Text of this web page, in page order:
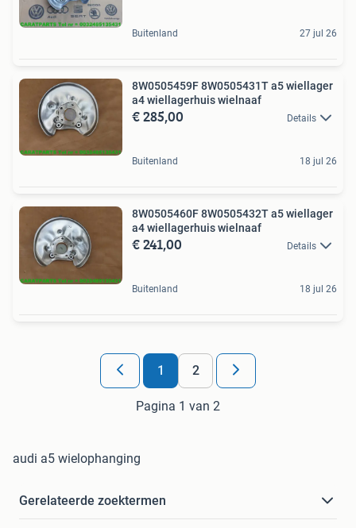
Buitenland 27 jul 26
8W0505459F 8W0505431T a5 wiellager
a4 wiellagerhuis wielnaaf
€ 285,00 Details
Buitenland 18 jul 26
8W0505460F 8W0505432T a5 wiellager
a4 wiellagerhuis wielnaaf
€ 241,00 Details
Buitenland 18 jul 26
1 2
Pagina 1 van 2
audi a5 wielophanging
Gerelateerde zoektermen